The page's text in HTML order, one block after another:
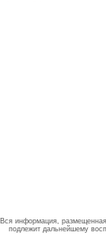
Вся информация,
подлежит дальнейшему